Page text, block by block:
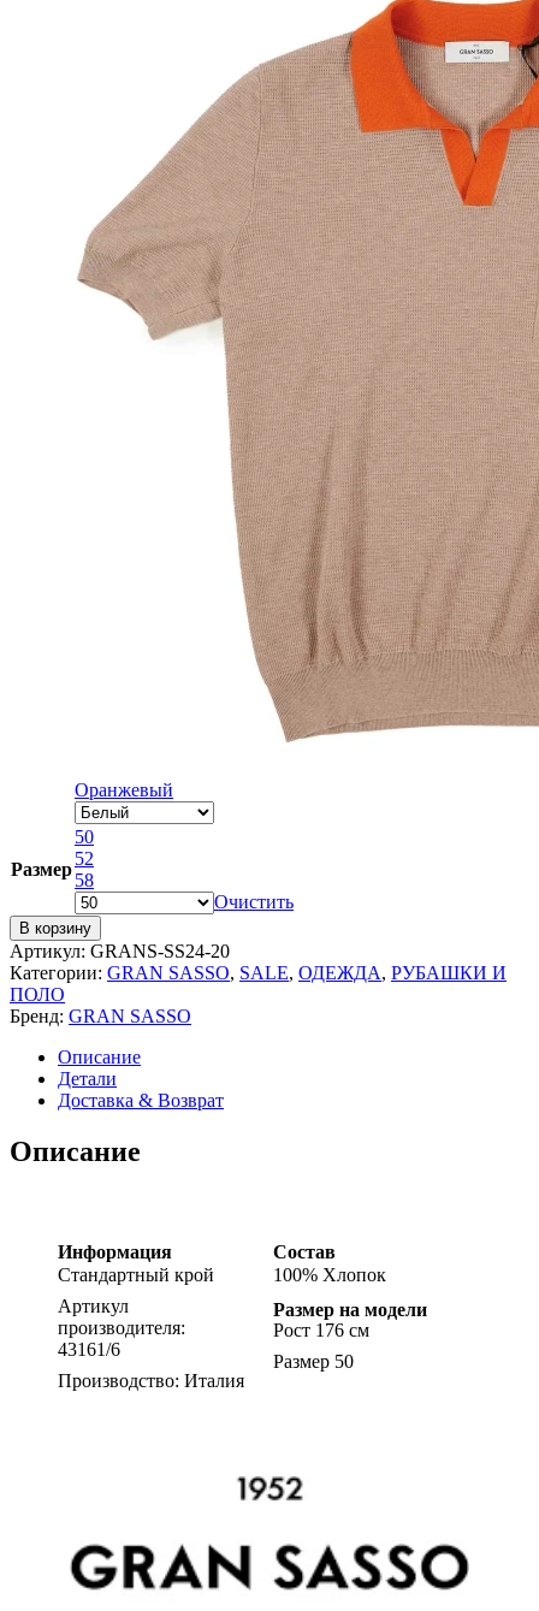
Оранжевый
Размер
50
52
58
Очистить
В корзину
Артикул: GRANS-SS24-20
Категории: GRAN SASSO, SALE, ОДЕЖДА, РУБАШКИ И
ПОЛО
Бренд: GRAN SASSO
Описание
Детали
Доставка & Возврат
Описание
Информация
Стандартный крой
Артикул
производителя:
43161/6
Производство: Италия
Состав
100% Хлопок
Размер на модели
Рост 176 см
Размер 50